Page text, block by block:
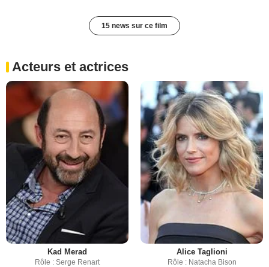
15 news sur ce film
Acteurs et actrices
Kad Merad
Rôle : Serge Renart
Alice Taglioni
Rôle : Natacha Bison